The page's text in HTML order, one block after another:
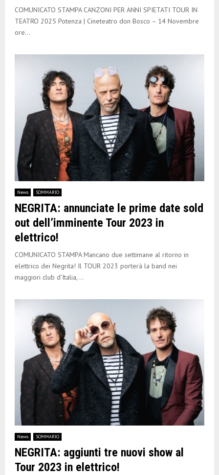
COMUNICATO STAMPA CANZONI PER ANNI SPIETATI TOUR IN
TEATRO 2025 Potenza | Cineteatro don Bosco – 14 Novembre
ore...
News SOMMARIO
NEGRITA: annunciate le prime date sold
out dell’imminente Tour 2023 in
elettrico!
COMUNICATO STAMPA Mancano due settimane al ritorno in
elettrico dei Negrita! Il TOUR 2023 porterà la band nei
maggiori club d’Italia,...
News SOMMARIO
NEGRITA: aggiunti tre nuovi show al
Tour 2023 in elettrico!